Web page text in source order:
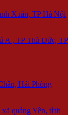
Xuân, TP Hà Nội
A , TP Thủ Đức, TP
Hải Phòng
quảng Yên, tỉnh